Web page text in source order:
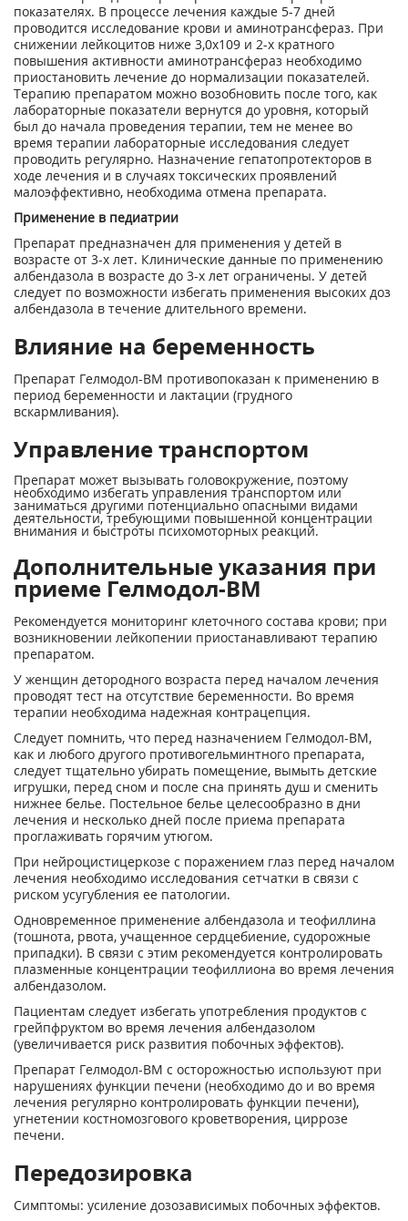
показателях. В процессе лечения каждые 5-7 дней
проводится исследование крови и аминотрансфераз. При
снижении лейкоцитов ниже 3,0x109 и 2-х кратного
повышения активности аминотрансфераз необходимо
приостановить лечение до нормализации показателей.
Терапию препаратом можно возобновить после того, как
лабораторные показатели вернутся до уровня, который
был до начала проведения терапии, тем не менее во
время терапии лабораторные исследования следует
проводить регулярно. Назначение гепатопротекторов в
ходе лечения и в случаях токсических проявлений
малоэффективно, необходима отмена препарата.
Применение в педиатрии
Препарат предназначен для применения у детей в
возрасте от 3-х лет. Клинические данные по применению
албендазола в возрасте до 3-х лет ограничены. У детей
следует по возможности избегать применения высоких доз
албендазола в течение длительного времени.
Влияние на беременность
Препарат Гелмодол-ВМ противопоказан к применению в
период беременности и лактации (грудного
вскармливания).
Управление транспортом
Препарат может вызывать головокружение, поэтому
необходимо избегать управления транспортом или
заниматься другими потенциально опасными видами
деятельности, требующими повышенной концентрации
внимания и быстроты психомоторных реакций.
Дополнительные указания при
приеме Гелмодол-ВМ
Рекомендуется мониторинг клеточного состава крови; при
возникновении лейкопении приостанавливают терапию
препаратом.
У женщин детородного возраста перед началом лечения
проводят тест на отсутствие беременности. Во время
терапии необходима надежная контрацепция.
Следует помнить, что перед назначением Гелмодол-ВМ,
как и любого другого противогельминтного препарата,
следует тщательно убирать помещение, вымыть детские
игрушки, перед сном и после сна принять душ и сменить
нижнее белье. Постельное белье целесообразно в дни
лечения и несколько дней после приема препарата
проглаживать горячим утюгом.
При нейроцистицеркозе с поражением глаз перед началом
лечения необходимо исследования сетчатки в связи с
риском усугубления ее патологии.
Одновременное применение албендазола и теофиллина
(тошнота, рвота, учащенное сердцебиение, судорожные
припадки). В связи с этим рекомендуется контролировать
плазменные концентрации теофиллиона во время лечения
албендазолом.
Пациентам следует избегать употребления продуктов с
грейпфруктом во время лечения албендазолом
(увеличивается риск развития побочных эффектов).
Препарат Гелмодол-ВМ с осторожностью используют при
нарушениях функции печени (необходимо до и во время
лечения регулярно контролировать функции печени),
угнетении костномозгового кроветворения, циррозе
печени.
Передозировка
Симптомы: усиление дозозависимых побочных эффектов.